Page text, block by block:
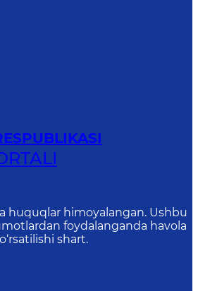
huquqlar himoyalangan. Ushbu
foydalanganda havola
shart.